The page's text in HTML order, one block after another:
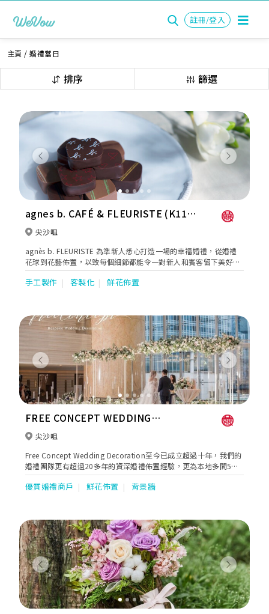
註冊/登入
主頁 /婚禮當日
排序 篩選
Previous Next
agnes b. CAFÉ & FLEURISTE (K11
Musea)
尖沙咀
agnès b. FLEURISTE 為準新人悉心打造一場的幸福婚禮，從婚禮
花球到花藝佈置，以致每個細節都能令一對新人和賓客留下美好而
深刻的甜蜜回憶。不論新人主張簡約或是華麗的婚禮，花藝佈置有
著魔法般的力量，能把平平無奇的場地變成夢寐以求的婚禮。
手工製作 客製化 鮮花佈置
Previous Next
FREE CONCEPT WEDDING
DECORATION
尖沙咀
Free Concept Wedding Decoration至今已成立超過十年，我們的
婚禮團隊更有超過20多年的資深婚禮佈置經驗，更為本地多間5星
級酒店的合作夥伴。多年來創造了多個浪漫、感動人心的婚禮。擁
有自家團隊負責專業舞台設計，燈光音響以能應付大型的婚宴、展
優質婚禮商戶 鮮花佈置 背景牆
Previous Next